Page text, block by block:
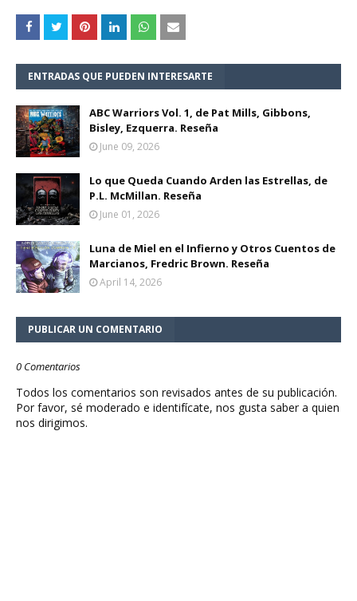
ENTRADAS QUE PUEDEN INTERESARTE
ABC Warriors Vol. 1, de Pat Mills, Gibbons,
Bisley, Ezquerra. Reseña
June 09, 2026
Lo que Queda Cuando Arden las Estrellas, de
P.L. McMillan. Reseña
June 01, 2026
Luna de Miel en el Infierno y Otros Cuentos de
Marcianos, Fredric Brown. Reseña
April 14, 2026
PUBLICAR UN COMENTARIO
0 Comentarios
Todos los comentarios son revisados antes de su publicación.
Por favor, sé moderado e identifícate, nos gusta saber a quien
nos dirigimos.